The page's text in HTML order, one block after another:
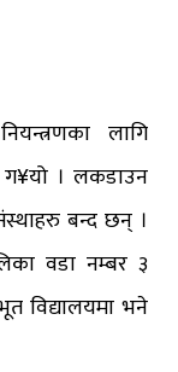
लागि
। लकडाउन
बन्द छन् ।
वडा नम्बर ३
विद्यालयमा भने